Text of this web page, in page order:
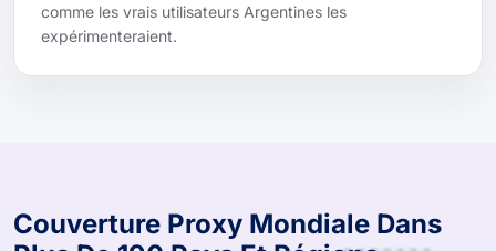
comme les vrais utilisateurs Argentines les
expérimenteraient.
Couverture Proxy Mondiale Dans